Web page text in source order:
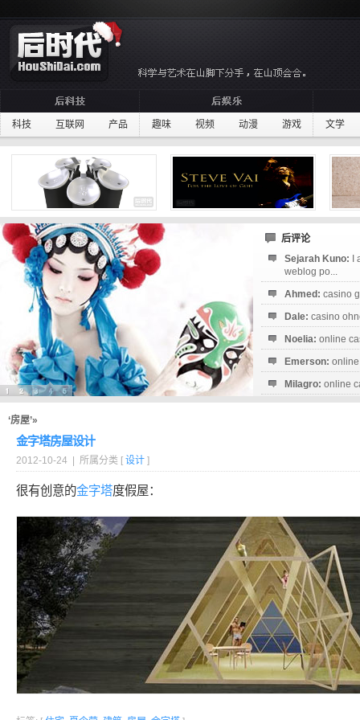
科技 互联网 产品 趣味 视频 动漫 游戏 文学
后评论
Sejarah Kuno:
weblog po...
Ahmed: casino
Dale: casino
Noelia: online
Emerson:
Milagro: online
‘房屋’»
金字塔房屋设计
2012-10-24 | 所属分类 [ 设计 ]
很有创意的金字塔度假屋：